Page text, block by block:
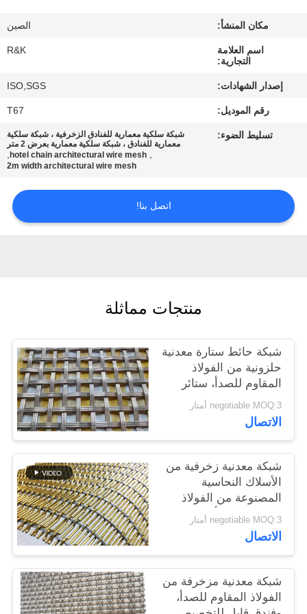
مراقبة
الجودة
اطلب
PRIVACY
POLICY
مكان المنشأ: الصين
اسم العلامة
التجارية:
R&K
إصدار الشهادات: ISO,SGS
رقم الموديل: T67
تسليط الضوء:
شبكة سلكية معمارية للفنادق الزخرفية ، شبكة سلكية
معمارية للفنادق ، شبكة سلكية معمارية بعرض 2 متر
,
hotel chain architectural wire mesh
,
2m width architectural wire mesh
اتصل بنا!
منتجات مماثلة
شبكة حائط ستارة معدنية
حلزونية من الفولاذ
المقاوم للصدأ، ستائر
ديكور للفنادق، شبكة
معدنية لتزيين الواجهة
المعمارية
negotiable MOQ:3 أمتار
الاتصال
شبكة معدنية زخرفية من
الأسلاك النحاسية
المصنوعة من الفولاذ
المقاوم للصدأ واسعة
مخصصة لبناء الجدران
الستارية
negotiable MOQ:3 أمتار
الاتصال
شبكة معدنية مزخرفة من
الفولاذ المقاوم للصدأ،